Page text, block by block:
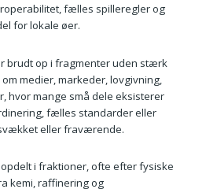
fælles spilleregler og
for lokale øer.
brudt op i fragmenter uden stærk
medier, markeder, lovgivning,
hvor mange små dele eksisterer
fælles standarder eller
eller fraværende.
i fraktioner, ofte efter fysiske
kemi, raffinering og